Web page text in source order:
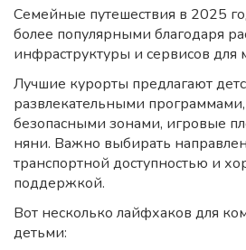
Семейные путешествия в 2025
более популярными благодаря
инфраструктуры и сервисов для
Лучшие курорты предлагают
развлекательными
безопасными зонами, игровые
няни. Важно выбирать
транспортной доступностью и
поддержкой.
Вот несколько лайфхаков для
детьми: